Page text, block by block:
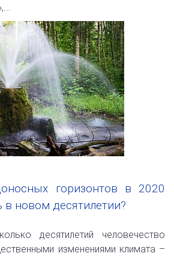
горизонтов в 2020
в новом десятилетии?
десятилетий человечество
изменениями климата –